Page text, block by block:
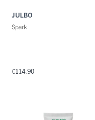
JULBO
Spark
€114.90